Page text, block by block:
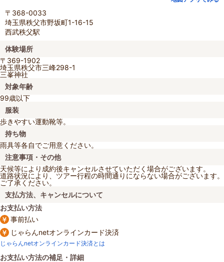
〒368-0033
埼玉県秩父市野坂町1-16-15
西武秩父駅
体験場所
〒369-1902
埼玉県秩父市三峰298-1
三峯神社
対象年齢
99歳以下
服装
歩きやすい運動靴等。
持ち物
雨具等各自でご用意ください。
注意事項・その他
天候等により成約後キャンセルさせていただく場合がございます。
道路状況により、ツアー行程の時間通りにならない場合がございます。
ご了承ください。
支払方法、キャンセルについて
お支払い方法
事前払い
じゃらんnetオンラインカード決済
じゃらんnetオンラインカード決済とは
お支払い方法の補足・詳細